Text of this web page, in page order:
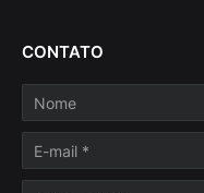
CONTATO